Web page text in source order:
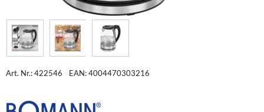
Art. Nr.: 422546 EAN: 4004470303216